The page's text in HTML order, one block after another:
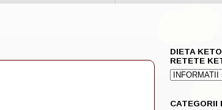
DIETA
RETETE
CATEGORII